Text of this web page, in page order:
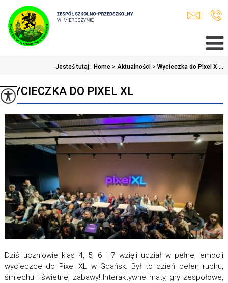
Jesteś tutaj: Home > Aktualności > Wycieczka do Pixel X ...
WYCIECZKA DO PIXEL XL
Dziś uczniowie klas 4, 5, 6 i 7 wzięli udział w pełnej emocji
wycieczce do Pixel XL w Gdańsk. Był to dzień pełen ruchu,
śmiechu i świetnej zabawy! Interaktywne maty, gry zespołowe,